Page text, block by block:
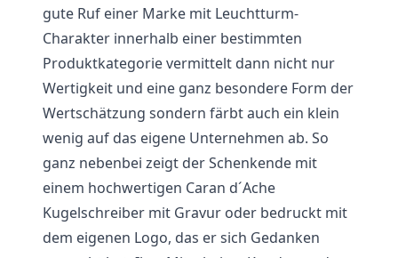
gute Ruf einer Marke mit Leuchtturm-
Charakter innerhalb einer bestimmten
Produktkategorie vermittelt dann nicht nur
Wertigkeit und eine ganz besondere Form der
Wertschätzung sondern färbt auch ein klein
wenig auf das eigene Unternehmen ab. So
ganz nebenbei zeigt der Schenkende mit
einem hochwertigen Caran d´Ache
Kugelschreiber mit Gravur oder bedruckt mit
dem eigenen Logo, das er sich Gedanken